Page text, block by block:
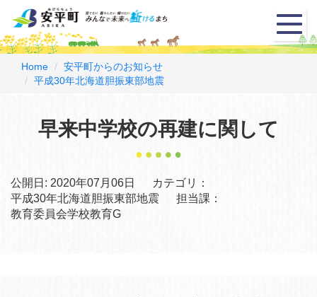
メ
ニ
ュ
Home
安平町からのお知らせ
平成30年北海道胆振東部地震
早来中学校の再建に関して
公開日: 2020年07月06日
カテゴリ：
平成30年北海道胆振東部地震
担当課：
教育委員会学校教育G